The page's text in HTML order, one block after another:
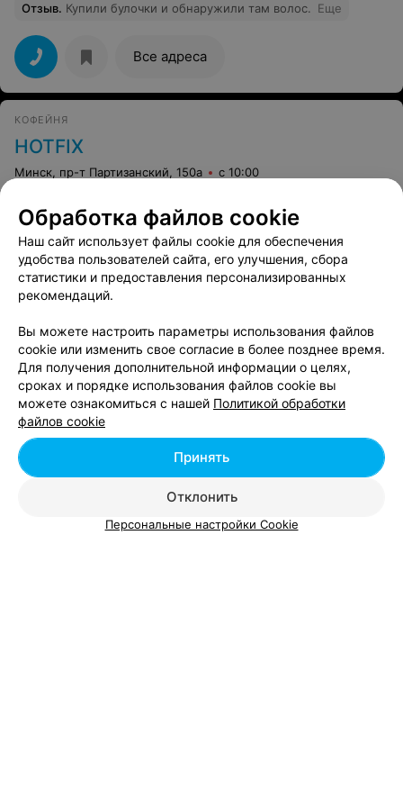
Отзыв. Купили булочки и обнаружили там волос. Еще
Все адреса
КОФЕЙНЯ
HOTFIX
Минск, пр-т Партизанский, 150а с 10:00
Все адреса
Вам будет интересно
Фуд-корты в Минске
Ужин в Минске
Игровые автоматы в Минске
Обработка файлов cookie
Наш сайт использует файлы cookie для обеспечения
удобства пользователей сайта, его улучшения, сбора
статистики и предоставления персонализированных
рекомендаций.
Вы можете настроить параметры использования файлов
cookie или изменить свое согласие в более позднее время.
Для получения дополнительной информации о целях,
сроках и порядке использования файлов cookie вы
можете ознакомиться с нашей Политикой обработки
файлов cookie
Отклонить
Принять
Персональные настройки Cookie